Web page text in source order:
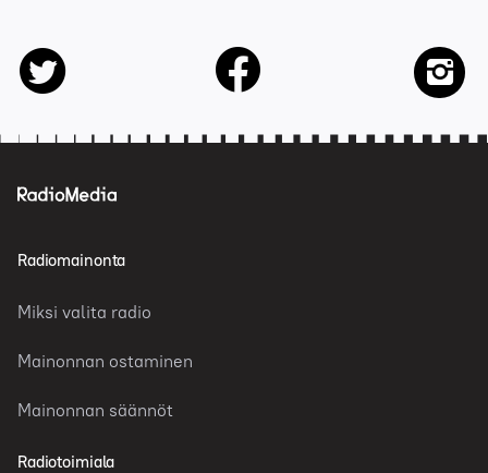
twitter facebook
Radiomainonta
Miksi valita radio
Mainonnan ostaminen
Mainonnan säännöt
Radiotoimiala